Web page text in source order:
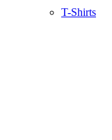
T-Shirts